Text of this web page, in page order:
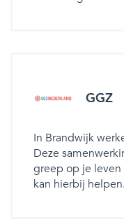
GGZ
In Brandwijk
Deze
greep op je
kan hierbij helpen.